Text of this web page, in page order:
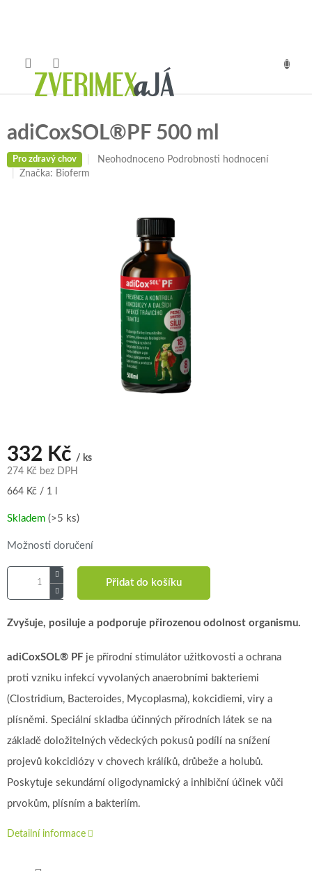
adiCoxSOL®PF 500 ml
Pro zdravý chov
Průměrné
hvězdiček.
Neohodnoceno Podrobnosti hodnocení
Značka: Bioferm
332 Kč / ks
274 Kč bez DPH
Měrná
664 Kč / 1 l
Skladem (>5 ks)
Možnosti doručení
Přidat do košíku
Zvyšuje, posiluje a podporuje přirozenou odolnost organismu.
adiCoxSOL® PF je přírodní stimulátor užitkovosti a ochrana
proti vzniku infekcí vyvolaných anaerobními bakteriemi
(Clostridium, Bacteroides, Mycoplasma), kokcidiemi, viry a
plísněmi. Speciální skladba účinných přírodních látek se na
základě doložitelných vědeckých pokusů podílí na snížení
projevů kokcidiózy v chovech králíků, drůbeže a holubů.
Poskytuje sekundární oligodynamický a inhibiční účinek vůči
prvokům, plísním a bakteriím.
Detailní informace